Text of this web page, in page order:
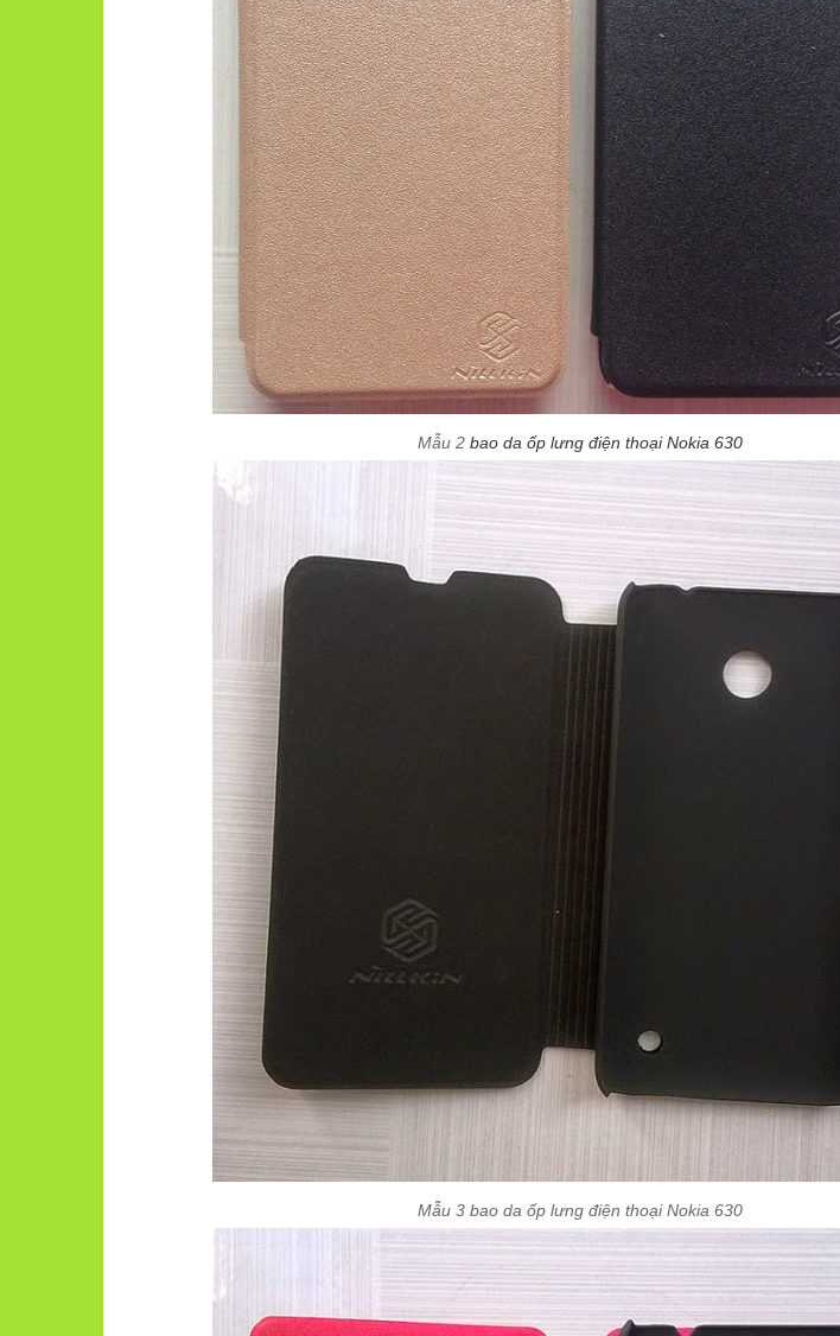
Mẫu 2 bao da ốp lưng điện thoại Nokia 630
Mẫu 3 bao da ốp lưng điện thoại Nokia 630